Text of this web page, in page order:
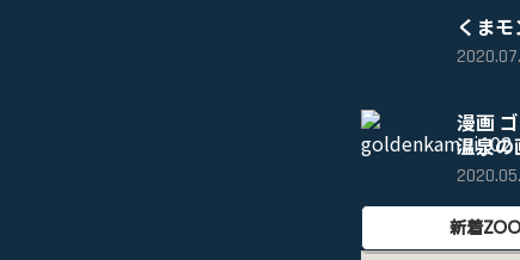
くま
漫画
温泉の
新着